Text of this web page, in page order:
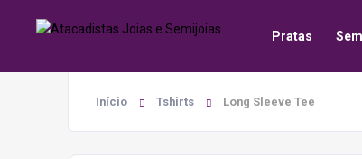
Pratas
Início Tshirts Long Sleeve Tee